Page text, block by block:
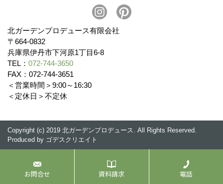
アフターサービス・アフターメンテナンスについて (3)
北ガーデンプロデュース有限会社
〒664-0832
兵庫県伊丹市下河原1丁目6-8
TEL： 072-744-3650
FAX：072-744-3651
＜営業時間＞9:00～16:30
＜定休日＞不定休
Copyright (c) 2019 北ガーデンプロデュース. All Rights Reserved.
Produced by ゴデスクリエイト
お問合せ 資料請求 電話